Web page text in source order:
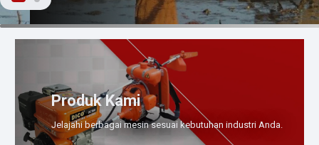
Produk Kami
Jelajahi berbagai mesin sesuai kebutuhan industri Anda.